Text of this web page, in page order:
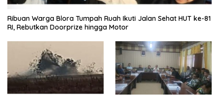
Ribuan Warga Blora Tumpah Ruah Ikuti Jalan Sehat HUT ke-81
RI, Rebutkan Doorprize hingga Motor